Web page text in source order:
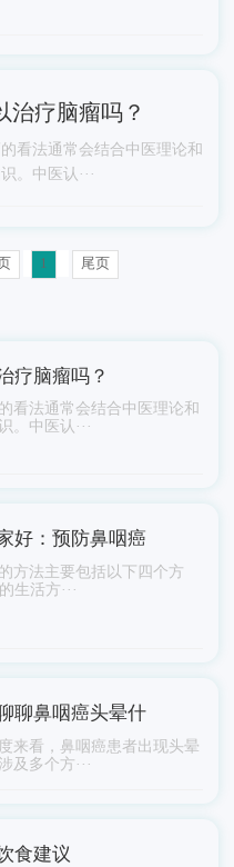
治疗脑瘤吗？
看法通常会结合中医理论和
。中医认···
1 尾页
疗脑瘤吗？
看法通常会结合中医理论和
。中医认···
好：预防鼻咽癌
方法主要包括以下四个方
生活方···
聊鼻咽癌头晕什
来看，鼻咽癌患者出现头晕
及多个方···
食建议